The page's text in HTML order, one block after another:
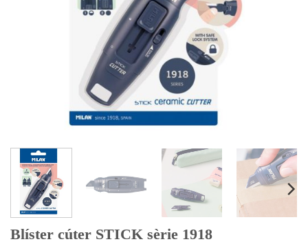
Blíster cúter STICK sèrie 1918